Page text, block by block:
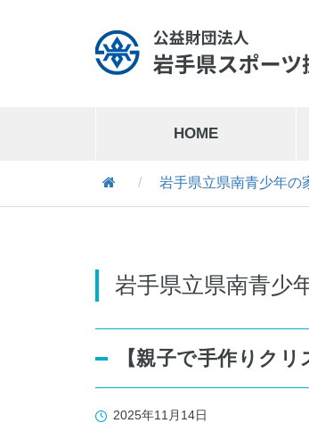
HOME
019-641-8302
/ 岩手県立県南青少年の
岩手県立県南青少
【親子で手作りク
2025年11月14日